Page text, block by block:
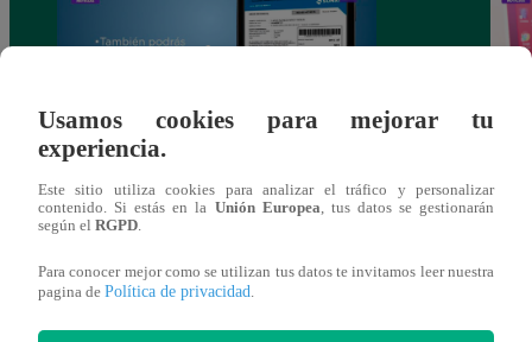
Huella Digital: conoce las webs y
aplicaciones para realizar trámites
Usamos cookies para mejorar tu
experiencia.
Este sitio utiliza cookies para analizar el tráfico y personalizar
contenido. Si estás en la Unión Europea , tus datos se gestionarán
según el RGPD
Para conocer mejor como se utilizan tus datos te invitamos leer nuestra
pagina de Política de privacidad